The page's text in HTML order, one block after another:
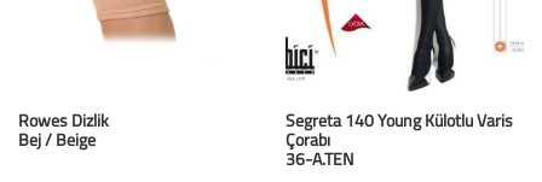
Rowes Dizlik
Bej / Beige
Segreta 140 Young Külotlu Varis
Çorabı
36-A.TEN